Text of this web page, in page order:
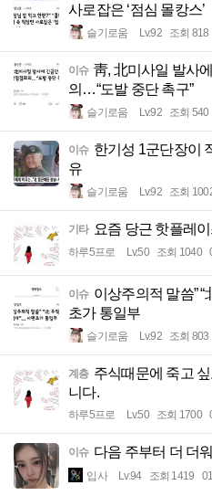
사로잡은 ‘점심 몰캉스’
슬기로움 Lv.92 조회 818
이슈 靑, 北미사일 발사
의…“도발 중단 촉구”
슬기로움 Lv.92 조회 540
이슈 한기성 1군단장이
유
슬기로움 Lv.92 조회
기타 요즘 당근 핫플레
하루5프로 Lv.50 조회 1040
이슈 이상주의적 말씀”
초가 통일부
슬기로움 Lv.92 조회 803
계층 주식때문에 죽고
니다.
하루5프로 Lv.50 조회 1700
이슈 다음 주부터 더 더
입사 Lv.94 조회 1419